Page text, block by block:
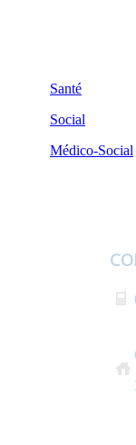
Santé
Social
Médico-Social